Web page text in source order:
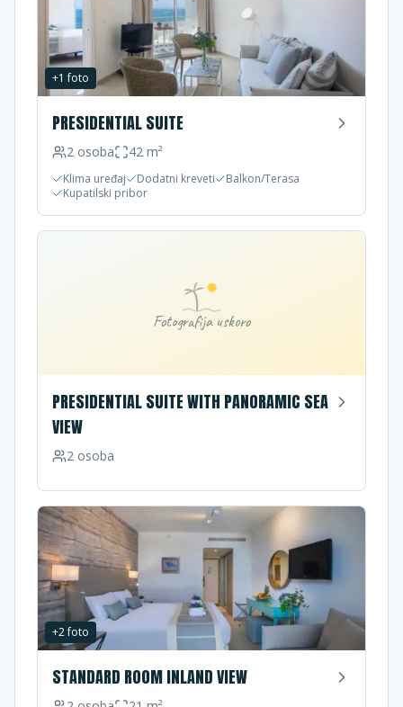
+1 foto
PRESIDENTIAL SUITE
2 osoba 42 m²
Klima uređaj Dodatni kreveti
Balkon/Terasa
Kupatilski pribor
Fotografija uskoro
PRESIDENTIAL SUITE WITH PANORAMIC SEA
VIEW
2 osoba
+2foto
STANDARD ROOM INLAND VIEW